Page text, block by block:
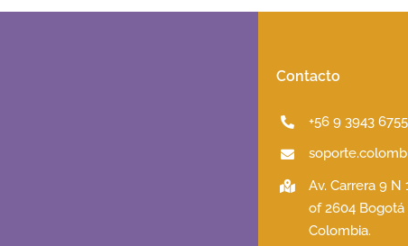
Contacto
+56 9 3943 6755
Av. Carrera 9 N
of 2604 Bogotá
Colombia.